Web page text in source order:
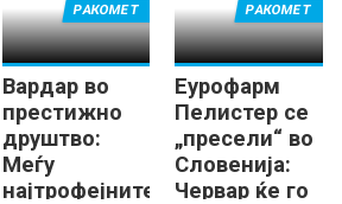
Вардар во
престижно
друштво:
Меѓу
најтрофејните
РАКОМЕТ
Еурофарм
Пелистер се
„пресели“ во
Словенија:
Червар ќе го
РАКОМЕТ